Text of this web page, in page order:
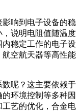
响到电子设备的稳
说明电阻值随温度
稳定工作的电子设
空航天器等高性能
呢？这主要依赖于
环境控制等多种因
艺的优化，合金电